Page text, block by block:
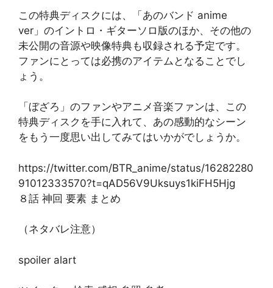
この特典ディスクには、「あのバンド anime
ver」のイントロ・ギターソロ版のほか、その他の
未公開の音源や映像特典も収録される予定です。
ファンにとっては必携のアイテムとなることでし
ょう。
「ぼざろ」のファンやアニメ音楽ファンは、この
特典ディスクを手に入れて、あの感動的なシーン
をもう一度思い出してみてはいかがでしょうか。
https://twitter.com/BTR_anime/status/16282280
91012333570?t=qAD56V9Uksuys1kiFH5Hjg
８話 神回 要素 まとめ
（ネタバレ注意）
spoiler alart